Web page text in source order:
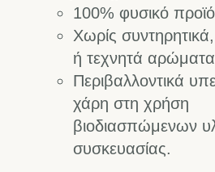
100% φυσικό
Χωρίς
ή τεχνητά
Περιβαλλοντικά
χάρη στη χρήση
βιοδιασπώμενων
συσκευασίας.